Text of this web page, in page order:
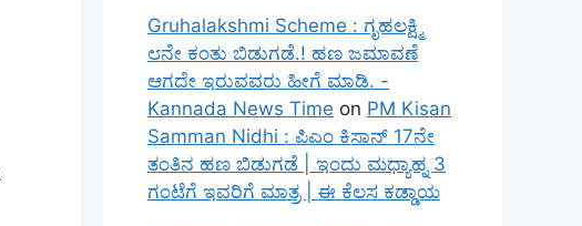
Gruhalakshmi Scheme : ಗೃಹಲಕ್ಷ್ಮಿ
೮ನೇ ಕಂತು ಬಿಡುಗಡೆ.! ಹಣ ಜಮಾವಣೆ
ಆಗದೇ ಇರುವವರು ಹೀಗೆ ಮಾಡಿ. -
Kannada News Time on PM Kisan
Samman Nidhi : ಪಿಎಂ ಕಿಸಾನ್ 17ನೇ
ತಂತಿನ ಹಣ ಬಿಡುಗಡೆ | ಇಂದು ಮಧ್ಯಾಹ್ನ 3
ಗಂಟೆಗೆ ಇವರಿಗೆ ಮಾತ್ರ | ಈ ಕೆಲಸ ಕಡ್ಡಾಯ